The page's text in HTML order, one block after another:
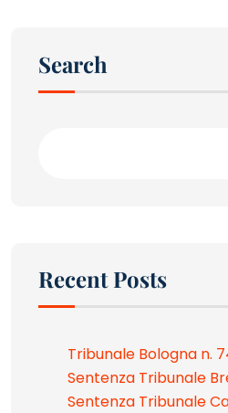
Search
Recent Posts
Tribunale Bologna n.
Sentenza Tribunale
Sentenza Tribunale